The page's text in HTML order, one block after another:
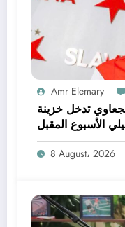
Amr Elemary
تدخل خزينة
الأسبوع المقبل
8 August، 2026